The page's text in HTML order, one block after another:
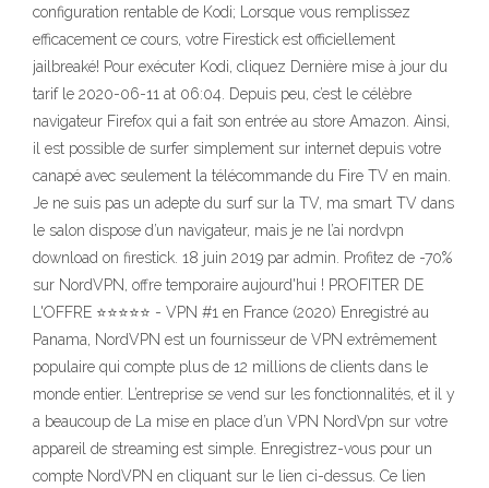
configuration rentable de Kodi; Lorsque vous remplissez
efficacement ce cours, votre Firestick est officiellement
jailbreaké! Pour exécuter Kodi, cliquez Dernière mise à jour du
tarif le 2020-06-11 at 06:04. Depuis peu, c’est le célèbre
navigateur Firefox qui a fait son entrée au store Amazon. Ainsi,
il est possible de surfer simplement sur internet depuis votre
canapé avec seulement la télécommande du Fire TV en main.
Je ne suis pas un adepte du surf sur la TV, ma smart TV dans
le salon dispose d’un navigateur, mais je ne l’ai nordvpn
download on firestick. 18 juin 2019 par admin. Profitez de -70%
sur NordVPN, offre temporaire aujourd'hui ! PROFITER DE
L'OFFRE ⭐⭐⭐⭐⭐ - VPN #1 en France (2020) Enregistré au
Panama, NordVPN est un fournisseur de VPN extrêmement
populaire qui compte plus de 12 millions de clients dans le
monde entier. L’entreprise se vend sur les fonctionnalités, et il y
a beaucoup de La mise en place d’un VPN NordVpn sur votre
appareil de streaming est simple. Enregistrez-vous pour un
compte NordVPN en cliquant sur le lien ci-dessus. Ce lien